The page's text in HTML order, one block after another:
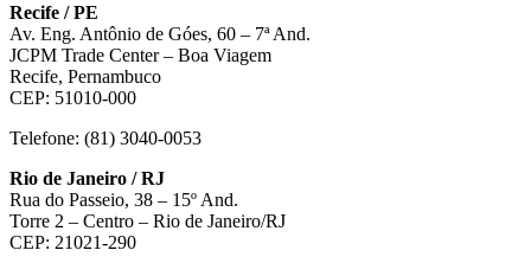
Recife / PE
Av. Eng. Antônio de Góes, 60 – 7ª And.
JCPM Trade Center – Boa Viagem
Recife, Pernambuco
CEP: 51010-000
Telefone: (81) 3040-0053
Rio de Janeiro / RJ
Rua do Passeio, 38 – 15º And.
Torre 2 – Centro – Rio de Janeiro/RJ
CEP: 21021-290